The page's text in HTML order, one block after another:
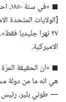
◼
٢٧ نهرا جليديا فقط».‏ —‏
الاميركية.‏
◼ «ان الحقيقة
هي انه ما من دولة
—‏ طوني بلير،‏ رئيس